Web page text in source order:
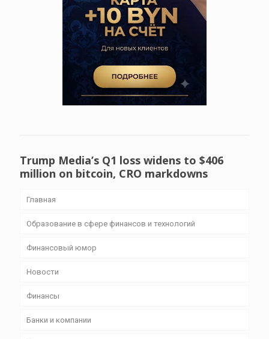
Trump Media’s Q1 loss widens to $406
million on bitcoin, CRO markdowns
Главная
Образование в сфере финансов и технологий
Финансовый юмор
Новости
Финансы
Банки и компании